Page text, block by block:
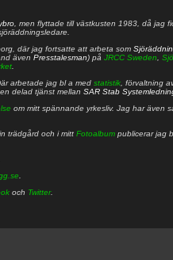
, men flyttade till västkusten 1983, då jag
där jag fortsatte att arbeta som
även Presstalesman) på JRCC Sweden
arbetade jag bl a med statistik , förvaltning
delad tjänst mellan SAR Stab
om mitt spännande yrkesliv. Jag har även
trädgård och i mitt Fotoalbum publicerar jag
och Twitter.